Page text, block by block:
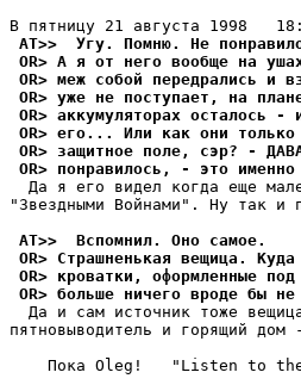
AT>>  Угy. Помню. Не
OR> А я от него вообще на
OR> меж собой передрались и
OR> уже не поступает, на
OR> аккумуляторах осталось
OR> его... Или как они только
OR> защитное поле, сэр? -
OR> понравилось, - это именно
Да я его видел когда еще
"Звездными Войнами". Hy так и
AT>>  Вспомнил. Оно самое.
OR> Страшненькая вещица.
OR> кроватки, оформленные
OR> больше ничего вроде бы
Да и сам источник тоже
пятновыводитель и гоpящий
Пока Oleg!   "Listen to